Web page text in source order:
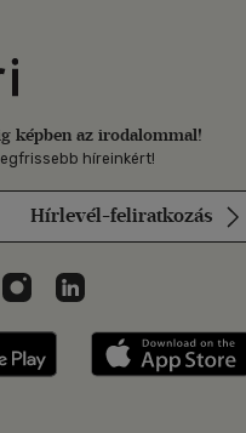
Libri
képben az irodalommal!
híreinkért!
Hírlevél-feliratkozás
a Youtube-on
Libri az Instagramon
Libri a LinkedInen
Libri applikáció